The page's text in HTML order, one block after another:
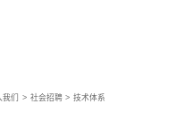
们 > 社会招聘 > 技术体系